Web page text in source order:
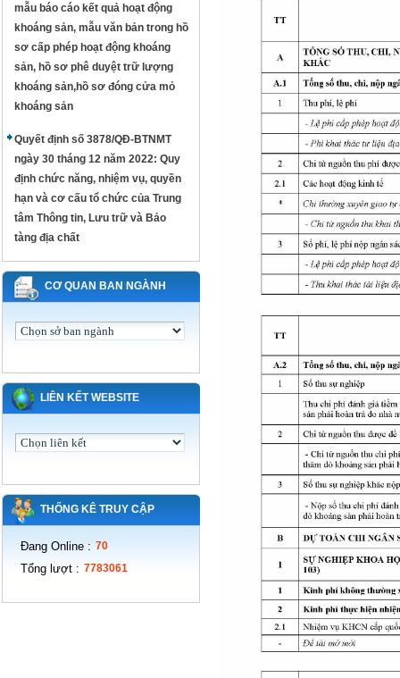
mẫu báo cáo kết quả hoạt động
khoáng sản, mẫu văn bản trong hồ
sơ cấp phép hoạt động khoáng
sản, hồ sơ phê duyệt trữ lượng
khoáng sản,hồ sơ đóng cửa mỏ
khoáng sản
Quyết định số 3878/QĐ-BTNMT
ngày 30 tháng 12 năm 2022: Quy
định chức năng, nhiệm vụ, quyền
hạn và cơ cấu tổ chức của Trung
tâm Thông tin, Lưu trữ và Bảo
tàng địa chất
CƠ QUAN BAN NGÀNH
LIÊN KẾT WEBSITE
THỐNG KÊ TRUY CẬP
Đang Online : 70
Tổng lượt : 7783061